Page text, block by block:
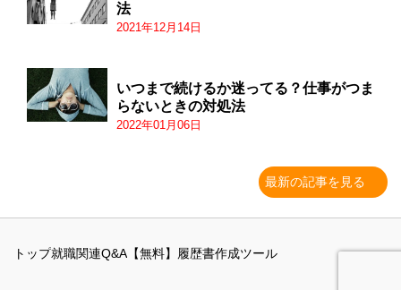
法
2021年12月14日
いつまで続けるか迷ってる？仕事がつま
らないときの対処法
2022年01月06日
最新の記事を見る
トップ就職関連Q&A 【無料】履歴書作成ツール